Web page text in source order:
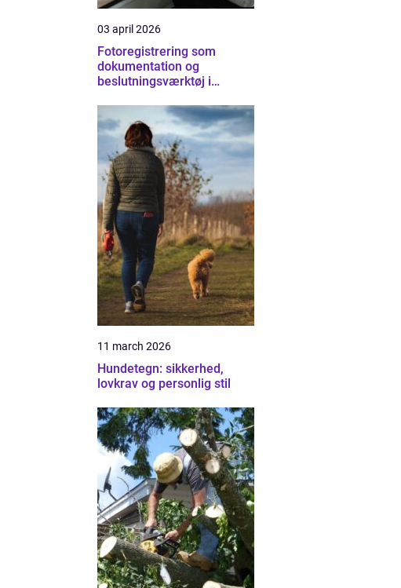
03 april 2026
Fotoregistrering som
dokumentation og
beslutningsværktøj i
11 march 2026
Hundetegn: sikkerhed,
lovkrav og personlig stil